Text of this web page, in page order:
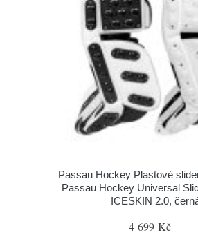
Passau Hockey Plastové
Passau Hockey Universal
ICESKIN 2.0,
4 699 Kč